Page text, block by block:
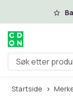
Hopp til
Søk etter
Startside